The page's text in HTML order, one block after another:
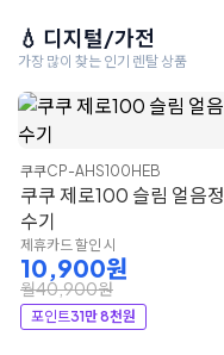
💧 디지털/가전
가장 많이 찾는 인기 렌탈 상품
쿠쿠CP-AHS100HEB
쿠쿠 제로100 슬림 얼음정
수기
제휴카드 할인 시
10,900원
월40,900원
포인트31만 8천원